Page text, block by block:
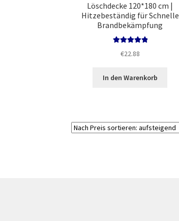
Löschdecke 120*180 cm |
Hitzebeständig für Schnelle
Brandbekämpfung
€22.88
In den Warenkorb